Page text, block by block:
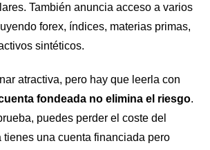
También anuncia acceso a varios
forex, índices, materias primas,
sintéticos.
atractiva, pero hay que leerla con
fondeada no elimina el riesgo.
puedes perder el coste del
tienes una cuenta financiada pero